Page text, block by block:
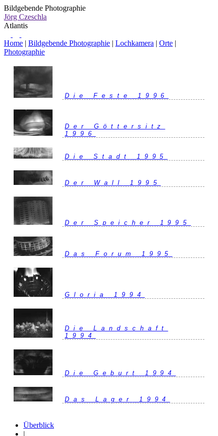
Bildgebende Photographie
Jörg Czeschla
Atlantis
Home | Bildgebende Photographie | Lochkamera | Orte |
Photographie
Die Feste 1996
Der Göttersitz
1996
Die Stadt 1995
Der Wall 1995
Der Speicher 1995
Das Forum 1995
Gloria 1994
Die Landschaft
1994
Die Geburt 1994
Das Lager 1994
Überblick
|